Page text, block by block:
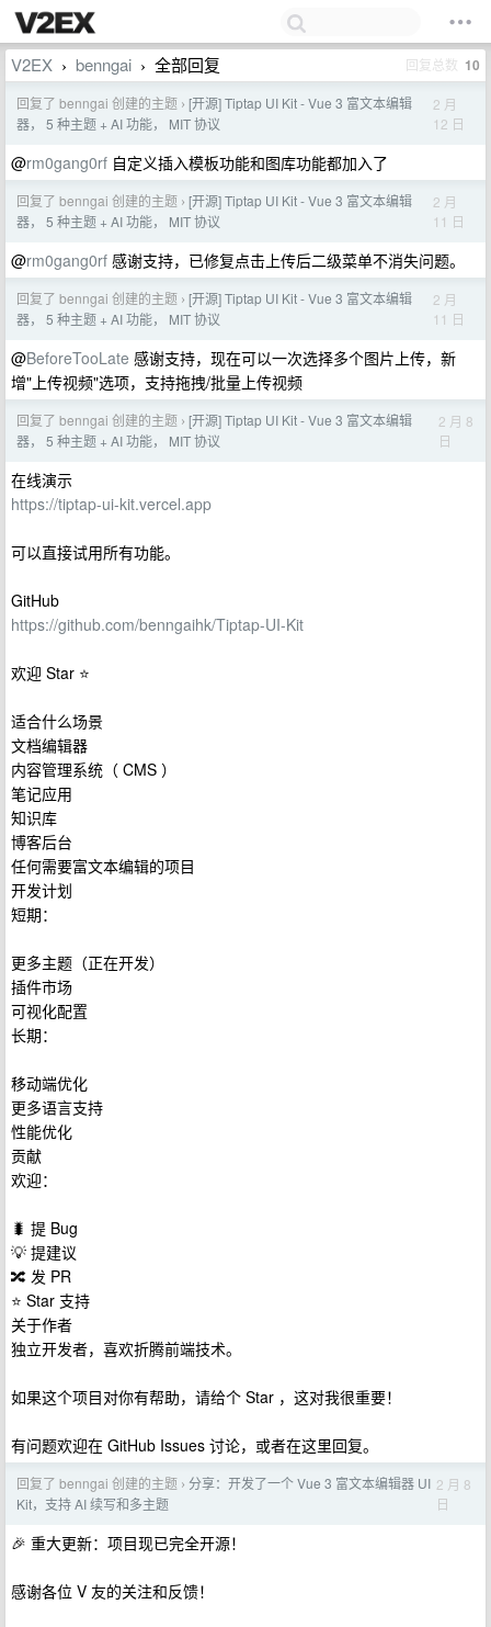
V2EX › benngai › 全部回复 回复总数 10
回复了 benngai 创建的主题 › [开源] Tiptap UI Kit - Vue 3 富文本编辑
器， 5 种主题 + AI 功能， MIT 协议
2 月
12 日
@rm0gang0rf 自定义插入模板功能和图库功能都加入了
回复了 benngai 创建的主题 › [开源] Tiptap UI Kit - Vue 3 富文本编辑
器， 5 种主题 + AI 功能， MIT 协议
2 月
11 日
@rm0gang0rf 感谢支持，已修复点击上传后二级菜单不消失问题。
回复了 benngai 创建的主题 › [开源] Tiptap UI Kit - Vue 3 富文本编辑
器， 5 种主题 + AI 功能， MIT 协议
2 月
11 日
@BeforeTooLate 感谢支持，现在可以一次选择多个图片上传，新
增"上传视频"选项，支持拖拽/批量上传视频
回复了 benngai 创建的主题 › [开源] Tiptap UI Kit - Vue 3 富文本编辑
器， 5 种主题 + AI 功能， MIT 协议
2 月 8
日
在线演示
https://tiptap-ui-kit.vercel.app
可以直接试用所有功能。
GitHub
https://github.com/benngaihk/Tiptap-UI-Kit
欢迎 Star ⭐
适合什么场景
文档编辑器
内容管理系统（ CMS ）
笔记应用
知识库
博客后台
任何需要富文本编辑的项目
开发计划
短期：
更多主题（正在开发）
插件市场
可视化配置
长期：
移动端优化
更多语言支持
性能优化
贡献
欢迎：
🐛 提 Bug
💡 提建议
🔀 发 PR
⭐ Star 支持
关于作者
独立开发者，喜欢折腾前端技术。
如果这个项目对你有帮助，请给个 Star ，这对我很重要！
有问题欢迎在 GitHub Issues 讨论，或者在这里回复。
回复了 benngai 创建的主题 › 分享：开发了一个 Vue 3 富文本编辑器 UI
Kit，支持 AI 续写和多主题
2 月 8
日
🎉 重大更新：项目现已完全开源！
感谢各位 V 友的关注和反馈！